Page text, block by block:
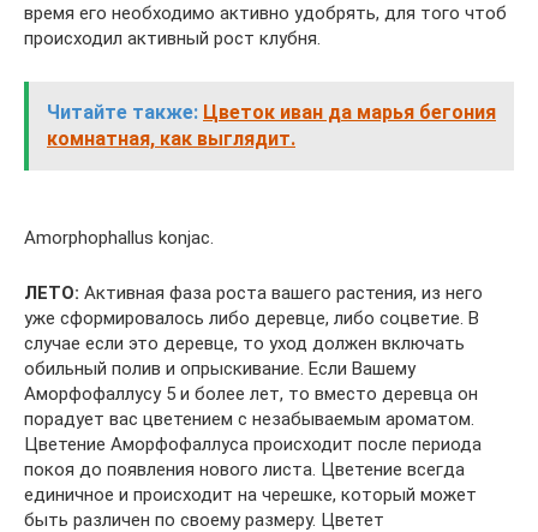
время его необходимо активно удобрять, для того чтоб
происходил активный рост клубня.
Читайте также: Цветок иван да марья бегония
комнатная, как выглядит.
Amorphophallus konjac.
ЛЕТО: Активная фаза роста вашего растения, из него
уже сформировалось либо деревце, либо соцветие. В
случае если это деревце, то уход должен включать
обильный полив и опрыскивание. Если Вашему
Аморфофаллусу 5 и более лет, то вместо деревца он
порадует вас цветением с незабываемым ароматом.
Цветение Аморфофаллуса происходит после периода
покоя до появления нового листа. Цветение всегда
единичное и происходит на черешке, который может
быть различен по своему размеру. Цветет